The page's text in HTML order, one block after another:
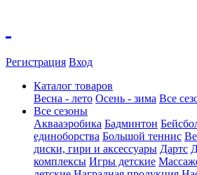
Регистрация Вход
Каталог товаров
Весна - лето Осень - зима Все
Все сезоны
Аквааэробика Бадминтон
единоборства Большой теннис
диски, гири и аксессуары Дартс
комплексы Игры детские